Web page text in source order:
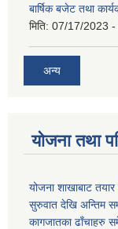
बार्षिक बजेट तथा
मिति: 07/17/2023 -
अन्य
योजना तथा
योजना शाखाबाट
सुरुवात देखि अन्तिम
कागजातका ढाँचाहरु